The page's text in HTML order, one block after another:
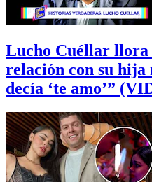
Lucho Cuéllar llora
relación con su hija
decía ‘te amo’”